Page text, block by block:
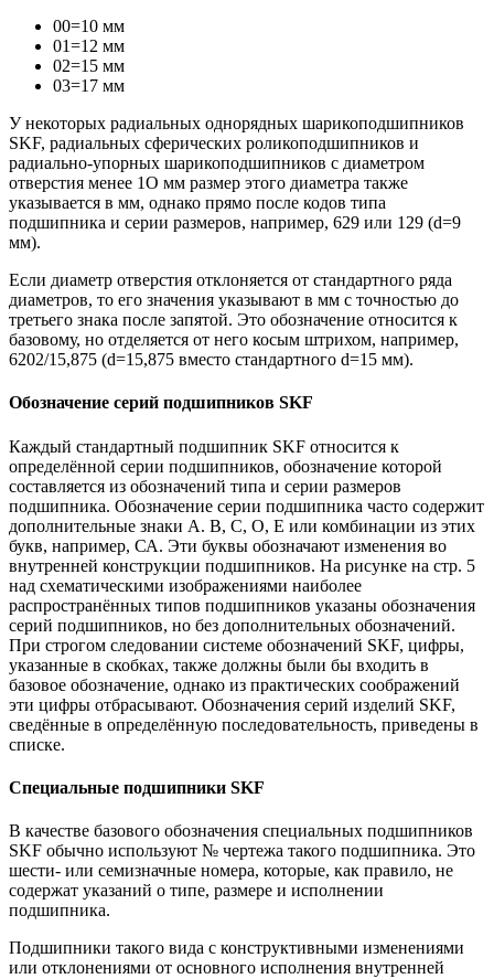
00=10 мм
01=12 мм
02=15 мм
03=17 мм
У некоторых радиальных однорядных шарикоподшипников
SKF, радиальных сферических роликоподшипников и
радиально-упорных шарикоподшипников с диаметром
отверстия менее 1О мм размер этого диаметра также
указывается в мм, однако прямо после кодов типа
подшипника и серии размеров, например, 629 или 129 (d=9
мм).
Если диаметр отверстия отклоняется от стандартного ряда
диаметров, то его значения указывают в мм с точностью до
третьего знака после запятой. Это обозначение относится к
базовому, но отделяется от него косым штрихом, например,
6202/15,875 (d=15,875 вместо стандартного d=15 мм).
Обозначение серий подшипников SKF
Каждый стандартный подшипник SKF относится к
определённой серии подшипников, обозначение которой
составляется из обозначений типа и серии размеров
подшипника. Обозначение серии подшипника часто содержит
дополнительные знаки А. В, С, О, Е или комбинации из этих
букв, например, СА. Эти буквы обозначают изменения во
внутренней конструкции подшипников. На рисунке на стр. 5
над схематическими изображениями наиболее
распространённых типов подшипников указаны обозначения
серий подшипников, но без дополнительных обозначений.
При строгом следовании системе обозначений SKF, цифры,
указанные в скобках, также должны были бы входить в
базовое обозначение, однако из практических соображений
эти цифры отбрасывают. Обозначения серий изделий SKF,
сведённые в определённую последовательность, приведены в
списке.
Специальные подшипники SKF
В качестве базового обозначения специальных подшипников
SKF обычно используют № чертежа такого подшипника. Это
шести- или семизначные номера, которые, как правило, не
содержат указаний о типе, размере и исполнении
подшипника.
Подшипники такого вида с конструктивными изменениями
или отклонениями от основного исполнения внутренней